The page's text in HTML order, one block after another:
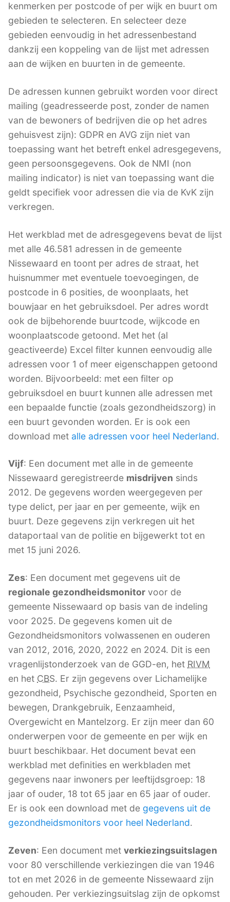
kenmerken per postcode of per wijk en buurt om
gebieden te selecteren. En selecteer deze
gebieden eenvoudig in het adressenbestand
dankzij een koppeling van de lijst met adressen
aan de wijken en buurten in de gemeente.
De adressen kunnen gebruikt worden voor direct
mailing (geadresseerde post, zonder de namen
van de bewoners of bedrijven die op het adres
gehuisvest zijn): GDPR en AVG zijn niet van
toepassing want het betreft enkel adresgegevens,
geen persoonsgegevens. Ook de NMI (non
mailing indicator) is niet van toepassing want die
geldt specifiek voor adressen die via de KvK zijn
verkregen.
Het werkblad met de adresgegevens bevat de lijst
met alle 46.581 adressen in de gemeente
Nissewaard en toont per adres de straat, het
huisnummer met eventuele toevoegingen, de
postcode in 6 posities, de woonplaats, het
bouwjaar en het gebruiksdoel. Per adres wordt
ook de bijbehorende buurtcode, wijkcode en
woonplaatscode getoond. Met het (al
geactiveerde) Excel filter kunnen eenvoudig alle
adressen voor 1 of meer eigenschappen getoond
worden. Bijvoorbeeld: met een filter op
gebruiksdoel en buurt kunnen alle adressen met
een bepaalde functie (zoals gezondheidszorg) in
een buurt gevonden worden. Er is ook een
download met alle adressen voor heel Nederland.
Vijf: Een document met alle in de gemeente
Nissewaard geregistreerde misdrijven sinds
2012. De gegevens worden weergegeven per
type delict, per jaar en per gemeente, wijk en
buurt. Deze gegevens zijn verkregen uit het
dataportaal van de politie en bijgewerkt tot en
met 15 juni 2026.
Zes: Een document met gegevens uit de
regionale gezondheidsmonitor voor de
gemeente Nissewaard op basis van de indeling
voor 2025. De gegevens komen uit de
Gezondheidsmonitors volwassenen en ouderen
van 2012, 2016, 2020, 2022 en 2024. Dit is een
vragenlijstonderzoek van de GGD-en, het RIVM
en het CBS. Er zijn gegevens over Lichamelijke
gezondheid, Psychische gezondheid, Sporten en
bewegen, Drankgebruik, Eenzaamheid,
Overgewicht en Mantelzorg. Er zijn meer dan 60
onderwerpen voor de gemeente en per wijk en
buurt beschikbaar. Het document bevat een
werkblad met definities en werkbladen met
gegevens naar inwoners per leeftijdsgroep: 18
jaar of ouder, 18 tot 65 jaar en 65 jaar of ouder.
Er is ook een download met de gegevens uit de
gezondheidsmonitors voor heel Nederland.
Zeven: Een document met verkiezingsuitslagen
voor 80 verschillende verkiezingen die van 1946
tot en met 2026 in de gemeente Nissewaard zijn
gehouden. Per verkiezingsuitslag zijn de opkomst